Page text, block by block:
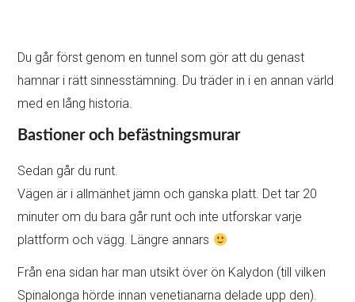
Du går först genom en tunnel som gör att du genast
hamnar i rätt sinnesstämning. Du träder in i en annan värld
med en lång historia.
Bastioner och befästningsmurar
Sedan går du runt.
Vägen är i allmänhet jämn och ganska platt. Det tar 20
minuter om du bara går runt och inte utforskar varje
plattform och vägg. Längre annars
Från ena sidan har man utsikt över ön Kalydon (till vilken
Spinalonga hörde innan venetianarna delade upp den).